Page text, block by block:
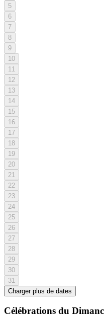
5
6
7
8
9
10
11
12
13
14
15
16
17
18
19
20
21
22
23
24
25
26
27
28
29
30
31
Charger plus de dates
Célébrations du